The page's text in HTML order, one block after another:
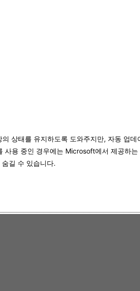
상태를 유지하도록 도와주지만, 자동 업데
사용 중인 경우에는 Microsoft에서 제공하는
길 수 있습니다.